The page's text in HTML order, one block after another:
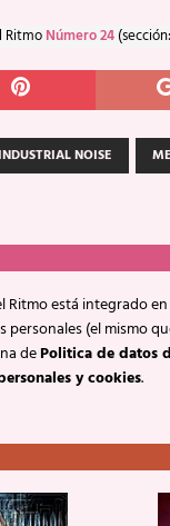
Ritmo Número 24 (sección:
NOISE
está integrado
(el mismo
dePolitica de datos
y cookies.